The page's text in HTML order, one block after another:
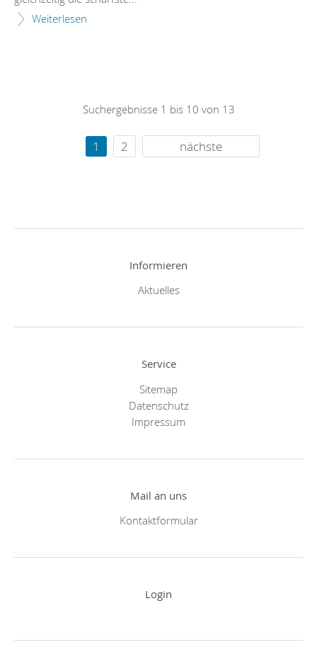
Weiterlesen
Suchergebnisse 1 bis 10 von 13
1 2 nächste
Informieren
Aktuelles
Service
Sitemap
Datenschutz
Impressum
Mail an uns
Kontaktformular
Login